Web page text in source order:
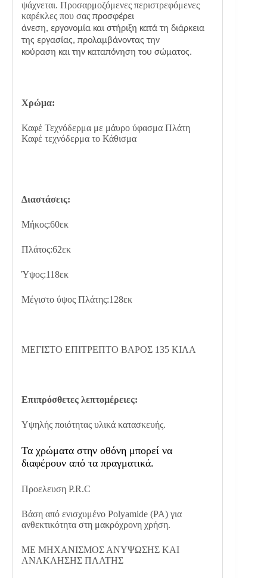
ψάχνεται. Προσαρμοζόμενες περιστρεφόμενες
καρέκλες που σας προσφέρει
άνεση, εργονομία και στήριξη κατά τη διάρκεια
της εργασίας, προλαμβάνοντας την
κούραση και την καταπόνηση του σώματος.
Χρώμα:
Καφέ Τεχνόδερμα με μάυρο ύφασμα Πλάτη
Καφέ τεχνόδερμα το Κάθισμα
Διαστάσεις:
Μήκος:60εκ
Πλάτος:62εκ
Ύψος:118εκ
Μέγιστο ύψος Πλάτης:128εκ
ΜΕΓΙΣΤΟ ΕΠΙΤΡΕΠΤΟ ΒΑΡΟΣ 135 ΚΙΛΑ
Επιπρόσθετες λεπτομέρειες:
Υψηλής ποιότητας υλικά κατασκευής.
Τα χρώματα στην οθόνη μπορεί να
διαφέρουν από τα πραγματικά.
Προελευση P.R.C
Βάση από ενισχυμένο Polyamide (PA) για
ανθεκτικότητα στη μακρόχρονη χρήση.
ΜΕ ΜΗΧΑΝΙΣΜΟΣ ΑΝΥΨΩΣΗΣ ΚΑΙ
ΑΝΑΚΛΗΣΗΣ ΠΛΑΤΗΣ